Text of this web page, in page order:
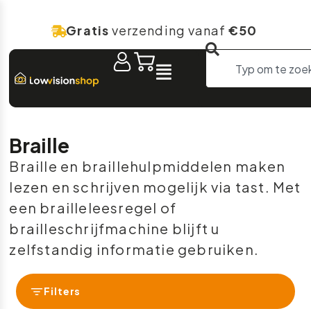
Gratis verzending vanaf €50
Braille
Braille en braillehulpmiddelen maken
lezen en schrijven mogelijk via tast. Met
een brailleleesregel of
brailleschrijfmachine blijft u
zelfstandig informatie gebruiken.
Filters